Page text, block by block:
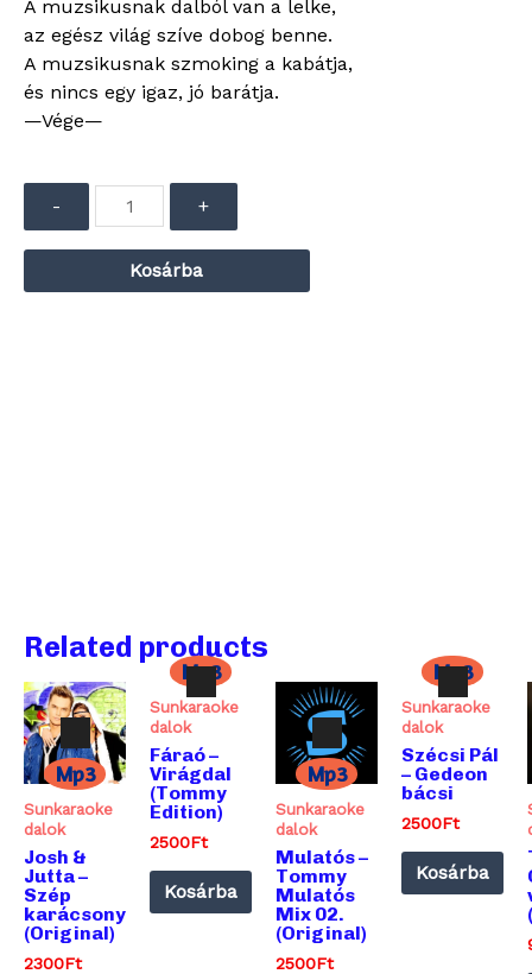
A muzsikusnak dalból van a lelke,
az egész világ szíve dobog benne.
A muzsikusnak szmoking a kabátja,
és nincs egy igaz, jó barátja.
—Vége—
- +
Kosárba
Related products
Mp3
Sunkaraoke
dalok
Audió
lejátszó
Josh &
Jutta –
Szép
karácsony
(Original)
2300Ft
Mp3
Sunkaraoke
dalok
Audió
lejátszó
Fáraó –
Virágdal
(Tommy
Edition)
2500Ft
Kosárba
Mp3
Sunkaraoke
dalok
Audió
lejátszó
Mulatós –
Tommy
Mulatós
Mix 02.
(Original)
2500Ft
Mp3
Sunkaraoke
dalok
Audió
lejátszó
Szécsi Pál
– Gedeon
bácsi
2500Ft
Kosárba